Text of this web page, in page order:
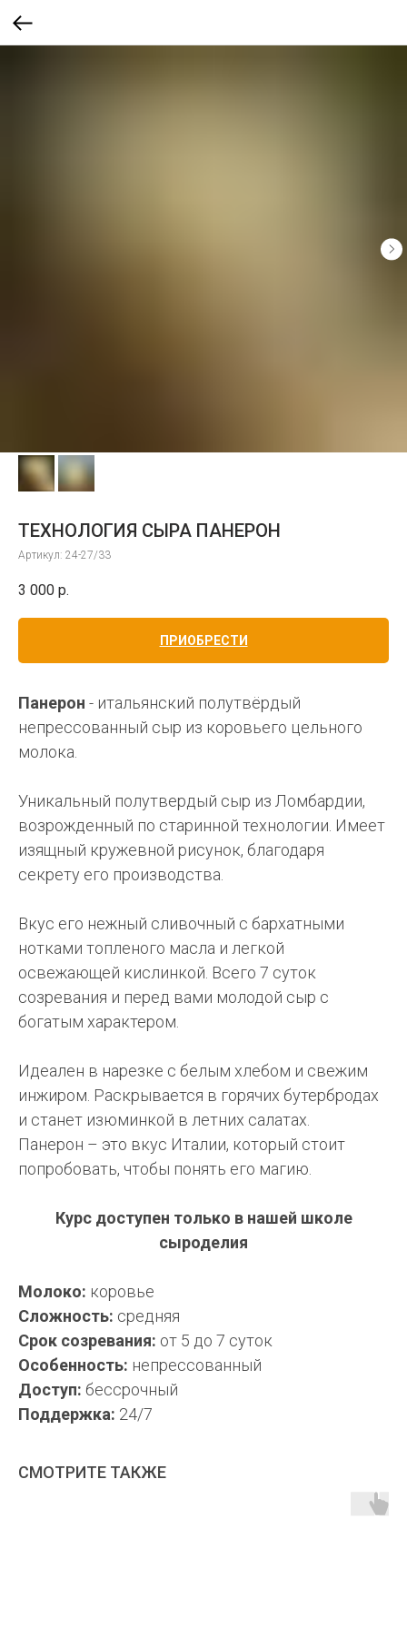
ТЕХНОЛОГИЯ СЫРА ПАНЕРОН
Артикул: 24-27/33
3 000 р.
ПРИОБРЕСТИ
Панерон - итальянский полутвёрдый
непрессованный сыр из коровьего цельного
молока.
Уникальный полутвердый сыр из Ломбардии,
возрожденный по старинной технологии. Имеет
изящный кружевной рисунок, благодаря
секрету его производства.
Вкус его нежный сливочный с бархатными
нотками топленого масла и легкой
освежающей кислинкой. Всего 7 суток
созревания и перед вами молодой сыр с
богатым характером.
Идеален в нарезке с белым хлебом и свежим
инжиром. Раскрывается в горячих бутербродах
и станет изюминкой в летних салатах.
Панерон – это вкус Италии, который стоит
попробовать, чтобы понять его магию.
Курс доступен только в нашей школе
сыроделия
Молоко: коровье
Сложность: средняя
Срок созревания: от 5 до 7 суток
Особенность: непрессованный
Доступ: бессрочный
Поддержка: 24/7
СМОТРИТЕ ТАКЖЕ